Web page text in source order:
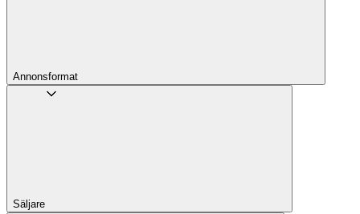
Annons­format
Säljare